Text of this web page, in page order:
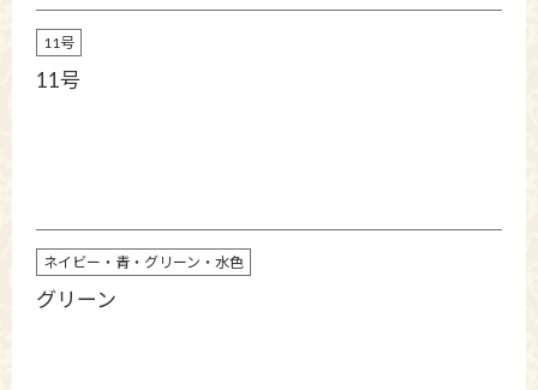
11号
11号
ネイビー・青・グリーン・水色
グリーン